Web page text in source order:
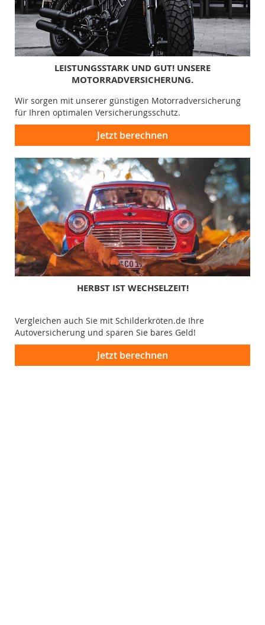
LEISTUNGSSTARK UND GUT! UNSERE
MOTORRADVERSICHERUNG.
Wir sorgen mit unserer günstigen Motorradversicherung
für Ihren optimalen Versicherungsschutz.
Jetzt berechnen
HERBST IST WECHSELZEIT!
Vergleichen auch Sie mit Schilderkröten.de Ihre
Autoversicherung und sparen Sie bares Geld!
Jetzt berechnen